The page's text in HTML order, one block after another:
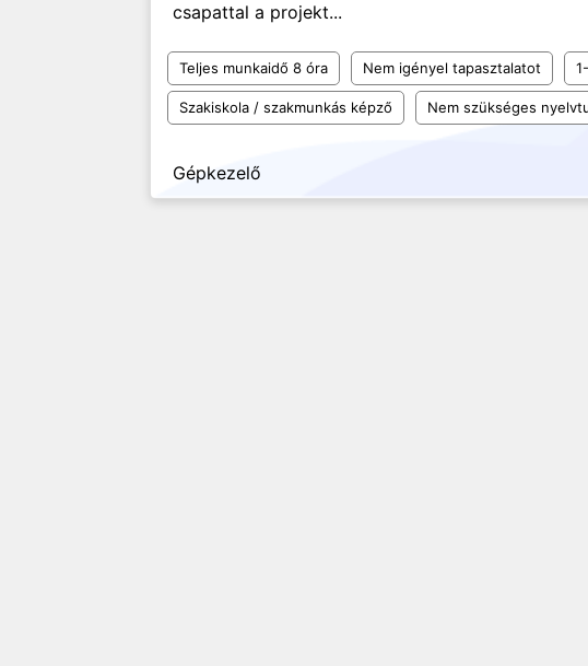
csapattal a projekt...
Teljes munkaidő 8 óra Nem igényel tapasztalatot
Szakiskola / szakmunkás képző Nem szükséges
Gépkezelő